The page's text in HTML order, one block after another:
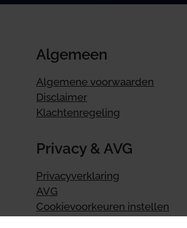
Algemeen
Algemene voorwaarden
Disclaimer
Klachtenregeling
Privacy & AVG
Privacyverklaring
AVG
Cookievoorkeuren instellen